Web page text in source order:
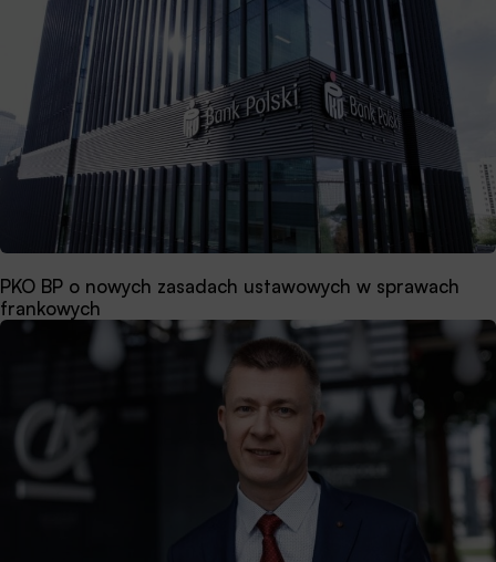
PKO BP o nowych zasadach ustawowych w sprawach
frankowych